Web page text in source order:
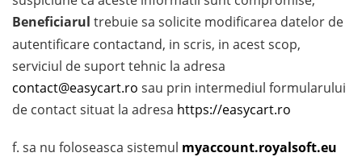
Beneficiarul trebuie sa solicite modificarea datelor de
autentificare contactand, in scris, in acest scop,
serviciul de suport tehnic la adresa
contact@easycart.ro sau prin intermediul formularului
de contact situat la adresa https://easycart.ro
f. sa nu foloseasca sistemul myaccount.royalsoft.eu